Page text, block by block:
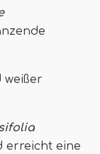
weißer
erreicht eine